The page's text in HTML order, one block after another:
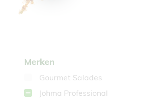
Merken
Gourmet Salades
Johma Professional